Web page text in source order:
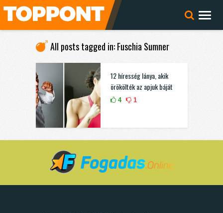
All posts tagged in: Fuschia Sumner
12 híresség lánya, akik
örökölték az apjuk báját
4 1